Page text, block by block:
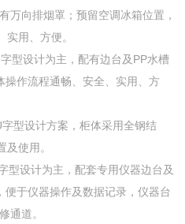
万向排烟罩；预留空调冰箱位置，
用、方便。
型设计为主，配有边台及PP水槽
操作流程通畅、安全、实用、方
型设计方案，柜体采用全钢结
使用。
型设计为主，配套专用仪器边台及
便于仪器操作及数据记录，仪器台
通道。